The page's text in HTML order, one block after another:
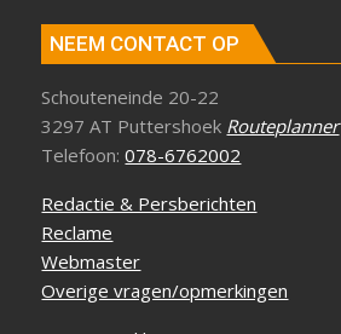
NEEM CONTACT OP
Schouteneinde 20-22
3297 AT Puttershoek Routeplanner
Telefoon:078-6762002
Redactie & Persberichten
Reclame
Webmaster
Overige vragen/opmerkingen